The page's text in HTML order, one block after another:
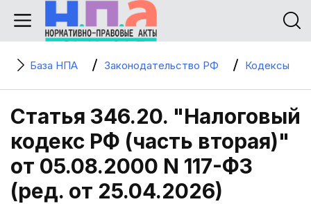
База НПА Законодательство РФ Кодексы
Статья 346.20. "Налоговый
кодекс РФ (часть вторая)"
от 05.08.2000 N 117-ФЗ
(ред. от 25.04.2026)